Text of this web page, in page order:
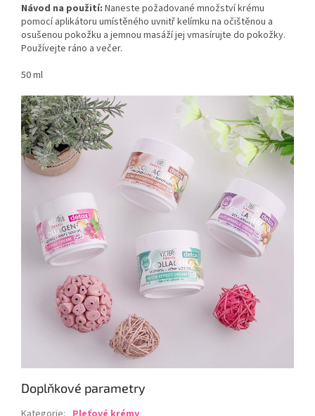
Návod na použití: Naneste požadované množství krému
pomocí aplikátoru umístěného uvnitř kelímku na očištěnou a
osušenou pokožku a jemnou masáží jej vmasírujte do pokožky.
Používejte ráno a večer.
50 ml
Doplňkové parametry